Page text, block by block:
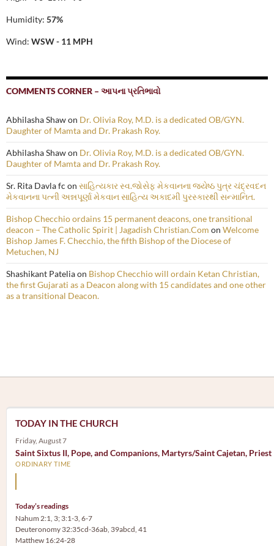
Humidity: 57%
Wind: WSW - 11 MPH
COMMENTS CORNER – આપના પ્રતિભાવો
Abhilasha Shawon Dr. Olivia Roy, M.D. is a dedicated OB/GYN.
Daughter of Mamta and Dr. Prakash Roy.
Abhilasha Shawon Dr. Olivia Roy, M.D. is a dedicated OB/GYN.
Daughter of Mamta and Dr. Prakash Roy.
Sr. Rita Davla fc on સાહિત્યકાર સ્વ.જોસેફ મેકવાનના જ્યેષ્ઠ પુત્ર ચંદ્રવદન
મેકવાનના પત્ની અન્નપૂર્ણા મેકવાન સાહિત્ય અકાદમી પુરસ્કારથી સન્માનિત.
Bishop Checchio ordains 15 permanent deacons, one transitional
deacon – The Catholic Spirit | Jagadish Christian.Com on Welcome
Bishop James F. Checchio, the fifth Bishop of the Diocese of
Metuchen, NJ
Shashikant Pateliaon Bishop Checchio will ordain Ketan Christian,
the first Gujarati as a Deacon along with 15 candidates and one other
as a transitional Deacon.
TODAY IN THE CHURCH
Friday, August 7
Saint Sixtus II, Pope, and Companions, Martyrs/Saint Cajetan, Priest
ORDINARY TIME
Today’s readings
Nahum 2:1, 3; 3:1-3, 6-7
Deuteronomy 32:35cd-36ab, 39abcd, 41
Matthew 16:24-28